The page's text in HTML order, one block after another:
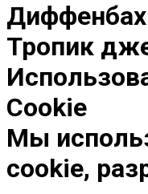
Тропик
Cookie
Мы
cookie,